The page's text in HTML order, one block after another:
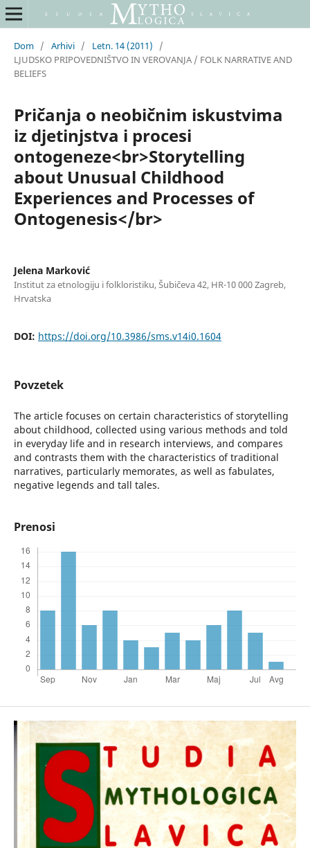
Dom / Arhivi / Letn. 14 (2011)
/
LJUDSKO PRIPOVEDNIŠTVO IN VEROVANJA / FOLK NARRATIVE AND
BELIEFS
Pričanja o neobičnim iskustvima
iz djetinjstva i procesi
ontogeneze<br>Storytelling
about Unusual Childhood
Experiences and Processes of
Ontogenesis</br>
Jelena Marković
Institut za etnologiju i folkloristiku, Šubičeva 42, HR-10 000 Zagreb,
Hrvatska
DOI: https://doi.org/10.3986/sms.v14i0.1604
Povzetek
The article focuses on certain characteristics of storytelling
about childhood, collected using various methods and told
in everyday life and in research interviews, and compares
and contrasts them with the characteristics of traditional
narratives, particularly memorates, as well as fabulates,
negative legends and tall tales.
Prenosi